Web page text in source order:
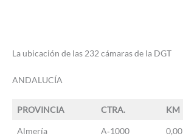
La ubicación de las 232 cámaras de la DGT
ANDALUCÍA
PROVINCIA CTRA. KM
Almería A‐1000 0,00